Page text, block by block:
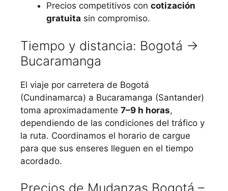
Precios competitivos con cotización
gratuita sin compromiso.
Tiempo y distancia: Bogotá →
Bucaramanga
El viaje por carretera de Bogotá
(Cundinamarca) a Bucaramanga (Santander)
toma aproximadamente 7–9 h horas,
dependiendo de las condiciones del tráfico y
la ruta. Coordinamos el horario de cargue
para que sus enseres lleguen en el tiempo
acordado.